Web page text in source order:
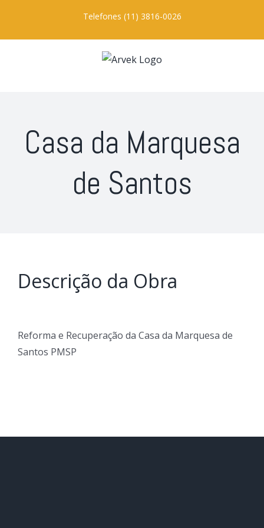
o
Telefones (11) 3816-0026
Casa da Marquesa
de Santos
Descrição da Obra
Reforma e Recuperação da Casa da Marquesa de
Santos PMSP